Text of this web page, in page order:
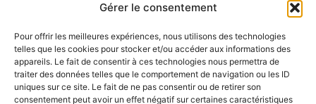
Gérer le consentement
Pour offrir les meilleures expériences, nous utilisons des technologies
telles que les cookies pour stocker et/ou accéder aux informations des
appareils. Le fait de consentir à ces technologies nous permettra de
traiter des données telles que le comportement de navigation ou les ID
uniques sur ce site. Le fait de ne pas consentir ou de retirer son
consentement peut avoir un effet négatif sur certaines caractéristiques
Contact
Mentions légales
Conditions générales d'utilisation